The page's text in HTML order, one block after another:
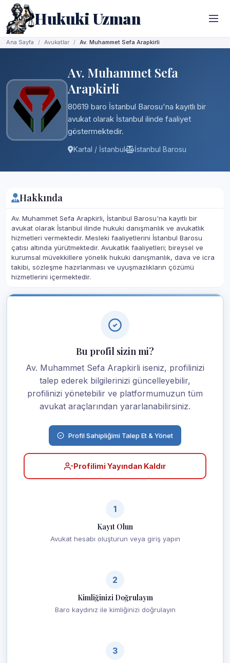
Hukuki Uzman
Ana Sayfa Avukatlar Av. Muhammet Sefa Arapkirli
Av. Muhammet Sefa
Arapkirli
80619 baro İstanbul Barosu'na kayıtlı bir
avukat olarak İstanbul ilinde faaliyet
göstermektedir.
Kartal / İstanbul İstanbul Barosu
Hakkında
Av. Muhammet Sefa Arapkirli, İstanbul Barosu'na kayıtlı bir
avukat olarak İstanbul ilinde hukuki danışmanlık ve avukatlık
hizmetleri vermektedir. Mesleki faaliyetlerini İstanbul Barosu
çatısı altında yürütmektedir. Avukatlık faaliyetleri; bireysel ve
kurumsal müvekkillere yönelik hukuki danışmanlık, dava ve icra
takibi, sözleşme hazırlanması ve uyuşmazlıkların çözümü
hizmetlerini içermektedir.
Bu profil sizin mi?
Av. Muhammet Sefa Arapkirli iseniz, profilinizi
talep ederek bilgilerinizi güncelleyebilir,
profilinizi yönetebilir ve platformumuzun tüm
avukat araçlarından yararlanabilirsiniz.
Profil Sahipliğimi Talep Et & Yönet
Profilimi Yayından Kaldır
1
Kayıt Olun
Avukat hesabı oluşturun veya giriş yapın
2
Kimliğinizi Doğrulayın
Baro kaydınız ile kimliğinizi doğrulayın
3